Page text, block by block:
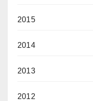
2015
2014
2013
2012